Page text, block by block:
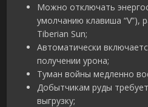
Можно отключать
умолчанию клавиша “V”),
Tiberian Sun;
Автоматически
получении урона;
Туман войны медленно
Добытчикам руды
выгрузку;